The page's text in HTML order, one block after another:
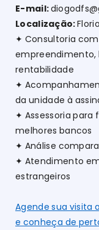
E-mail:
Localização:
✦ Consultoria
empreendimento,
rentabilidade
✦
da unidade à
✦ Assessoria
melhores bancos
✦ Análise
✦ Atendimento
estrangeiros
Agende sua visita
e conheça de